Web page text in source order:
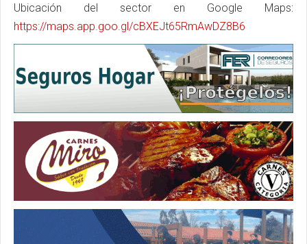
Ubicación del sector en Google Maps:
https://maps.app.goo.gl/cBXEJt65RmAwDZ8B6